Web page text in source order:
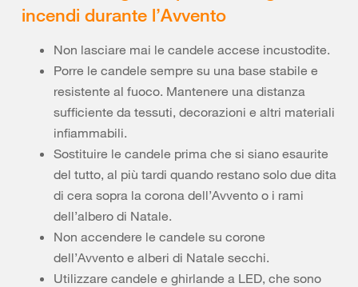
incendi durante l’Avvento
Non lasciare mai le candele accese incustodite.
Porre le candele sempre su una base stabile e
resistente al fuoco. Mantenere una distanza
sufficiente da tessuti, decorazioni e altri materiali
infiammabili.
Sostituire le candele prima che si siano esaurite
del tutto, al più tardi quando restano solo due dita
di cera sopra la corona dell’Avvento o i rami
dell’albero di Natale.
Non accendere le candele su corone
dell’Avvento e alberi di Natale secchi.
Utilizzare candele e ghirlande a LED, che sono